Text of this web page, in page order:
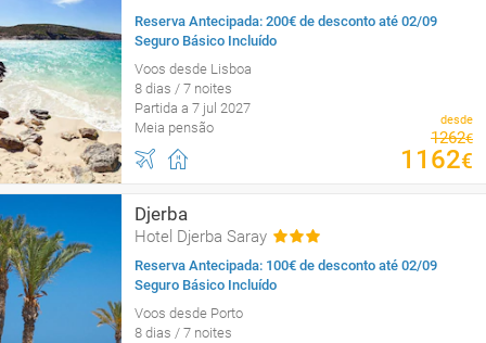
Reserva Antecipada: 200€ de desconto até 02/09
Seguro Básico Incluído
Voos desde Lisboa
8 dias / 7 noites
Partida a 7 jul 2027
Meia pensão
desde
1262€
1162€
Djerba
Hotel Djerba Saray
Reserva Antecipada: 100€ de desconto até 02/09
Seguro Básico Incluído
Voos desde Porto
8 dias / 7 noites